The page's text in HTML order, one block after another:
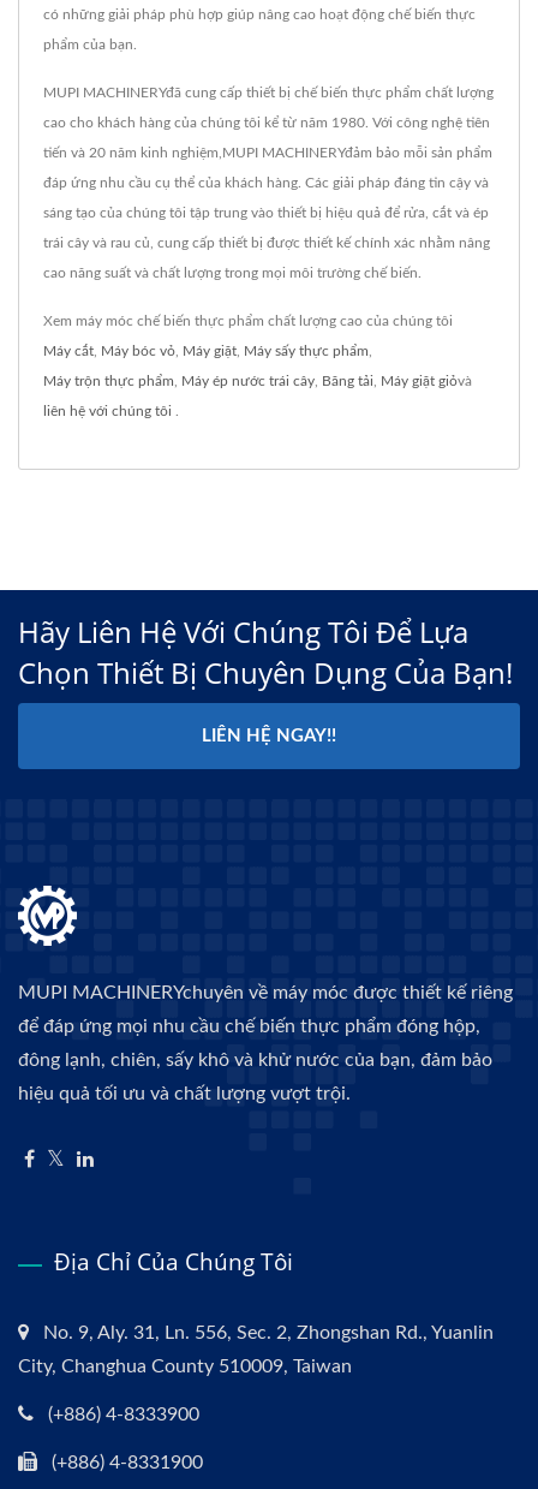
có những giải pháp phù hợp giúp nâng cao hoạt động chế biến thực
phẩm của bạn.
MUPI MACHINERYđã cung cấp thiết bị chế biến thực phẩm chất lượng
cao cho khách hàng của chúng tôi kể từ năm 1980. Với công nghệ tiên
tiến và 20 năm kinh nghiệm,MUPI MACHINERYđảm bảo mỗi sản phẩm
đáp ứng nhu cầu cụ thể của khách hàng. Các giải pháp đáng tin cậy và
sáng tạo của chúng tôi tập trung vào thiết bị hiệu quả để rửa, cắt và ép
trái cây và rau củ, cung cấp thiết bị được thiết kế chính xác nhằm nâng
cao năng suất và chất lượng trong mọi môi trường chế biến.
Xem máy móc chế biến thực phẩm chất lượng cao của chúng tôi
Máy cắt Máy bóc vỏ Máy giặt Máy sấy thực phẩm
Máy trộn thực phẩm Máy ép nước trái cây Băng tải Máy giặt giỏvà
liên hệ với chúng tôi
Hãy Liên Hệ Với Chúng Tôi Để Lựa
Chọn Thiết Bị Chuyên Dụng Của Bạn!
LIÊN HỆ NGAY!!
MUPI MACHINERYchuyên về máy móc được thiết kế riêng
để đáp ứng mọi nhu cầu chế biến thực phẩm đóng hộp,
đông lạnh, chiên, sấy khô và khử nước của bạn, đảm bảo
hiệu quả tối ưu và chất lượng vượt trội.
Địa Chỉ Của Chúng Tôi
No. 9, Aly. 31, Ln. 556, Sec. 2, Zhongshan Rd., Yuanlin
City, Changhua County 510009, Taiwan
(+886) 4-8333900
(+886) 4-8331900